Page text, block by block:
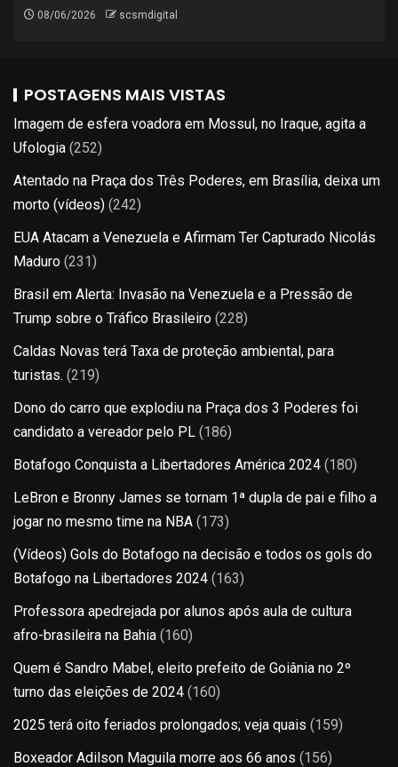
08/06/2026 scsmdigital
POSTAGENS MAIS VISTAS
Imagem de esfera voadora em Mossul, no Iraque, agita a
Ufologia (252)
Atentado na Praça dos Três Poderes, em Brasília, deixa um
morto (vídeos) (242)
EUA Atacam a Venezuela e Afirmam Ter Capturado Nicolás
Maduro (231)
Brasil em Alerta: Invasão na Venezuela e a Pressão de
Trump sobre o Tráfico Brasileiro (228)
Caldas Novas terá Taxa de proteção ambiental, para
turistas. (219)
Dono do carro que explodiu na Praça dos 3 Poderes foi
candidato a vereador pelo PL (186)
Botafogo Conquista a Libertadores América 2024 (180)
LeBron e Bronny James se tornam 1ª dupla de pai e filho a
jogar no mesmo time na NBA (173)
(Vídeos) Gols do Botafogo na decisão e todos os gols do
Botafogo na Libertadores 2024 (163)
Professora apedrejada por alunos após aula de cultura
afro-brasileira na Bahia (160)
Quem é Sandro Mabel, eleito prefeito de Goiânia no 2º
turno das eleições de 2024 (160)
2025 terá oito feriados prolongados; veja quais (159)
Boxeador Adilson Maguila morre aos 66 anos (156)